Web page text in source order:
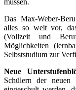
müssen.
Das Max-Weber-
alles so weit vor,
(Vollzeit und
Möglichkeiten
Selbststudium zur
Neue
Schülern der neuen